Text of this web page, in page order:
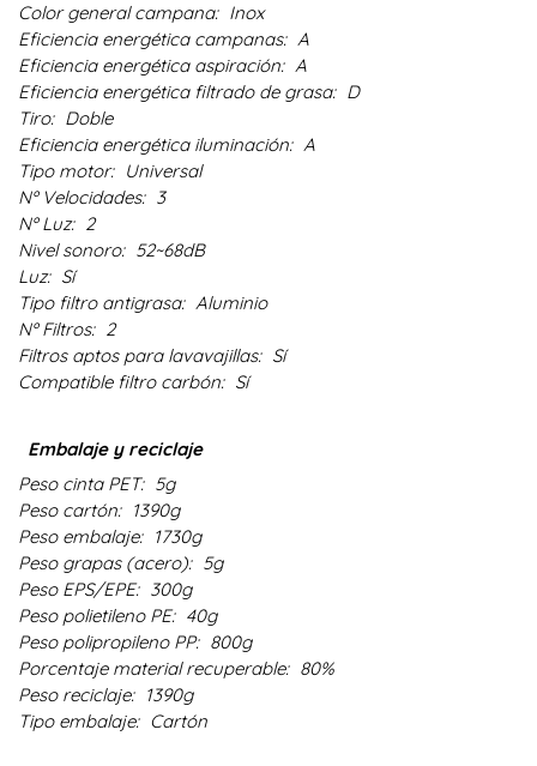
Color general campana: Inox
Eficiencia energética campanas: A
Eficiencia energética aspiración: A
Eficiencia energética filtrado de grasa: D
Tiro: Doble
Eficiencia energética iluminación: A
Tipo motor: Universal
Nº Velocidades: 3
Nº Luz: 2
Nivel sonoro: 52~68dB
Luz: Sí
Tipo filtro antigrasa: Aluminio
Nº Filtros: 2
Filtros aptos para lavavajillas: Sí
Compatible filtro carbón: Sí
Embalaje y reciclaje
Peso cinta PET: 5g
Peso cartón: 1390g
Peso embalaje: 1730g
Peso grapas (acero): 5g
Peso EPS/EPE: 300g
Peso polietileno PE: 40g
Peso polipropileno PP: 800g
Porcentaje material recuperable: 80%
Peso reciclaje: 1390g
Tipo embalaje: Cartón